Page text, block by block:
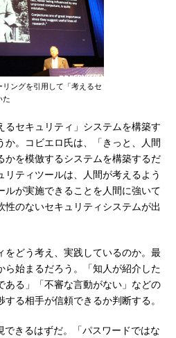
ングを引用して「考えるセ
た
セキュリティ」システムを構築す
か。コビエロ氏は、「きっと、人間
かを模倣するシステムを構築するだ
リティツールは、人間が考えるよう
ルが実施できることを人間に強いて
性のないセキュリティシステムが出
どう考え、実践しているのか。最
ら始まるだろう。「知人が紹介した
ある」「不審な言動がない」などの
る相手が信頼できるか判断する。
きるはずだ。「パスワードではな